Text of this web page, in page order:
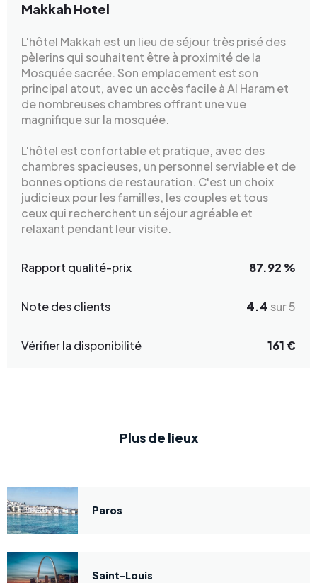
Makkah Hotel
L'hôtel Makkah est un lieu de séjour très prisé des
pèlerins qui souhaitent être à proximité de la
Mosquée sacrée. Son emplacement est son
principal atout, avec un accès facile à Al Haram et
de nombreuses chambres offrant une vue
magnifique sur la mosquée.
L'hôtel est confortable et pratique, avec des
chambres spacieuses, un personnel serviable et de
bonnes options de restauration. C'est un choix
judicieux pour les familles, les couples et tous
ceux qui recherchent un séjour agréable et
relaxant pendant leur visite.
Rapport qualité-prix 87.92 %
Note des clients 4.4 sur 5
Vérifier la disponibilité 161 €
Plus de lieux
Paros
Saint-Louis